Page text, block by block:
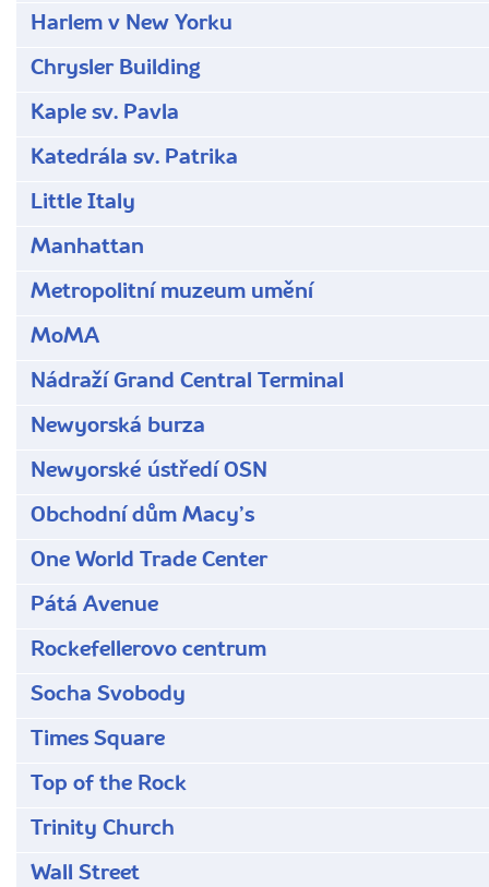
Harlem v New Yorku
Chrysler Building
Kaple sv. Pavla
Katedrála sv. Patrika
Little Italy
Manhattan
Metropolitní muzeum umění
MoMA
Nádraží Grand Central Terminal
Newyorská burza
Newyorské ústředí OSN
Obchodní dům Macyʼs
One World Trade Center
Pátá Avenue
Rockefellerovo centrum
Socha Svobody
Times Square
Top of the Rock
Trinity Church
Wall Street